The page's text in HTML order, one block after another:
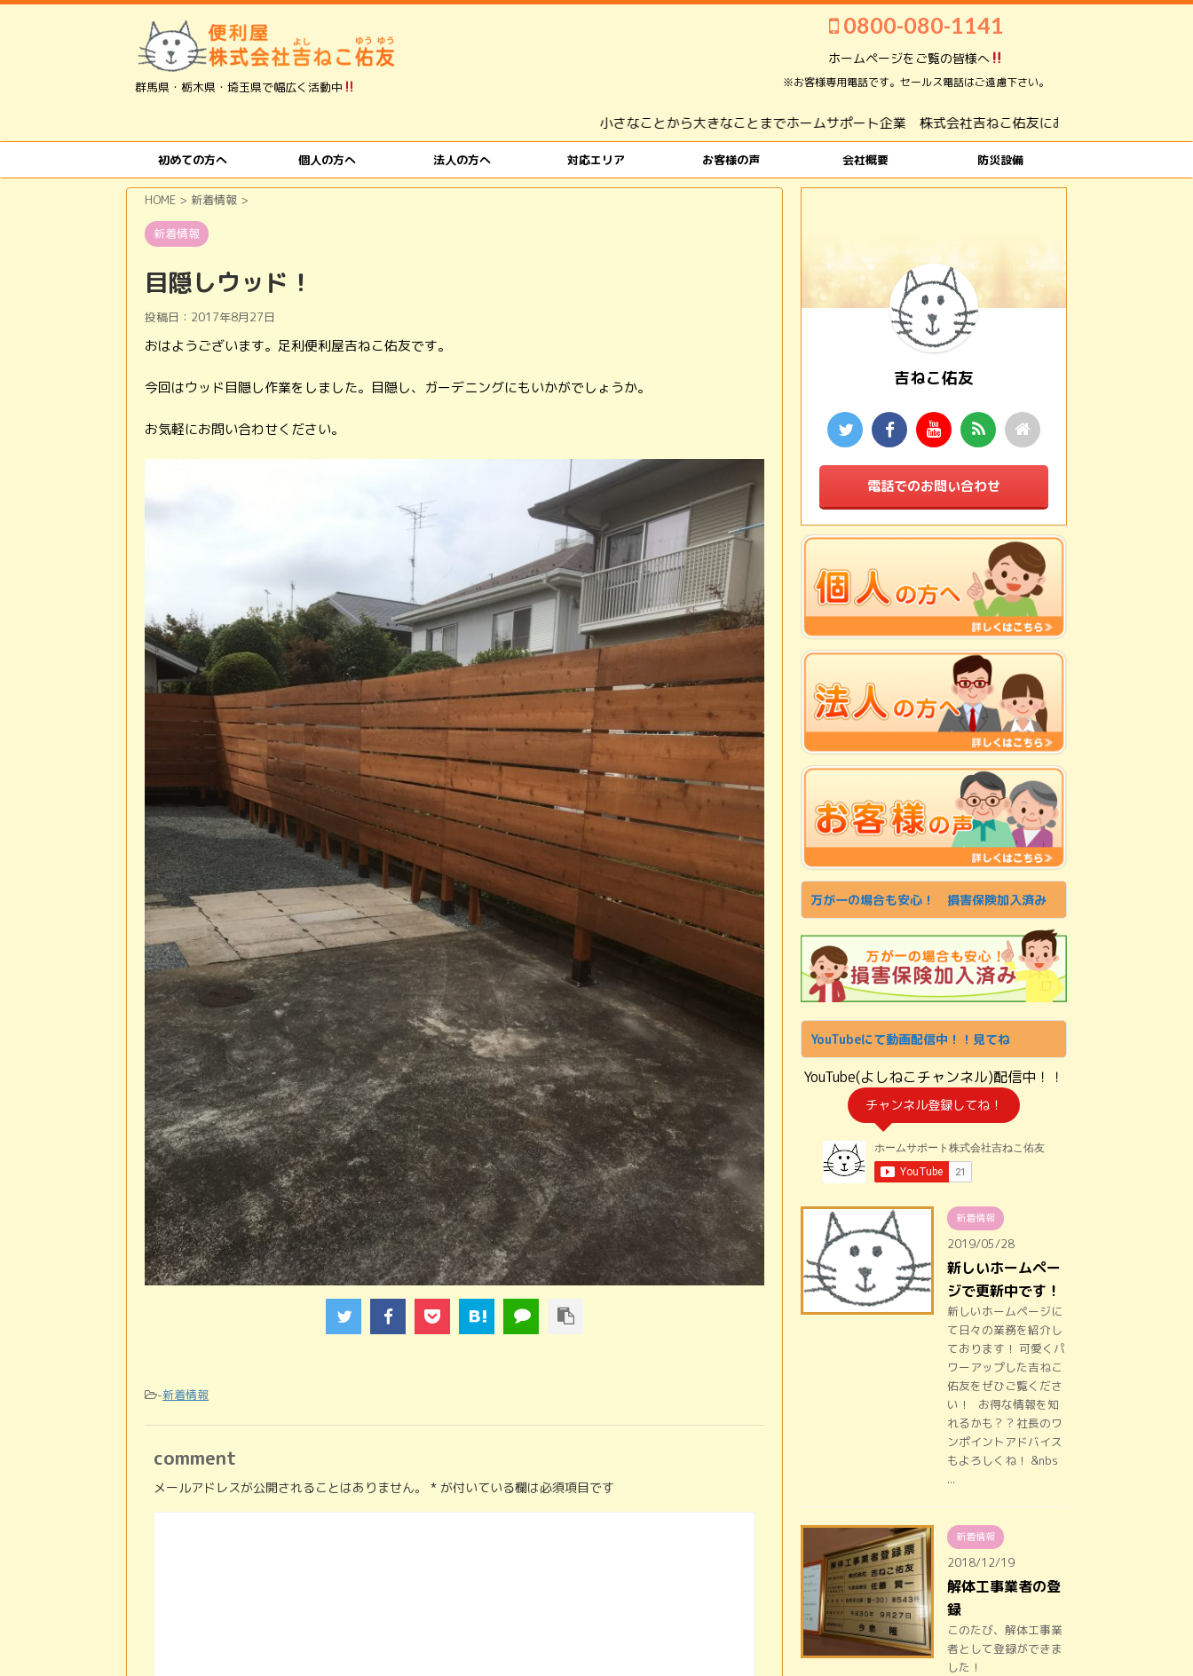
群馬県・栃木県・埼玉県で幅広く活動中
0800-080-1141
ホームページをご覧の皆様へ
※お客様専用電話です。セールス電話はご遠慮下さい。
小さなことから大きなことまでホームサポート企業 株式会社吉ねこ佑友にお任せください。
初めての方へ 個人の方へ 法人の方へ 対応エリア お客様の声 会社概要 防災設備
HOME > 新着情報 >
新着情報
目隠しウッド！
投稿日： 2017年8月27日
おはようございます。足利便利屋吉ねこ佑友です。
今回はウッド目隠し作業をしました。目隠し、ガーデニングにもいかがでしょうか。
お気軽にお問い合わせください。
-新着情報
comment
メールアドレスが公開されることはありません。 * が付いている欄は必須項目です
吉ねこ佑友
電話でのお問い合わせ
万が一の場合も安心！ 損害保険加入済み
YouTubeにて動画配信中！！見てね
YouTube(よしねこチャンネル)配信中！！
チャンネル登録してね！
新着情報
2019/05/28
新しいホームペー
ジで更新中です！
新しいホームページに
て日々の業務を紹介し
ております！ 可愛くパ
ワーアップした吉ねこ
佑友をぜひご覧くださ
い！ お得な情報を知
れるかも？？社長のワ
ンポイントアドバイス
もよろしくね！ &nbs
...
新着情報
2018/12/19
解体工事業者の登
録
このたび、解体工事業
者として登録ができま
した！